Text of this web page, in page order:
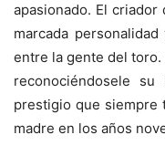
apasionado. El criador
marcada
entre la gente del toro.
reconociéndosele
prestigio que siempre
madre en los años